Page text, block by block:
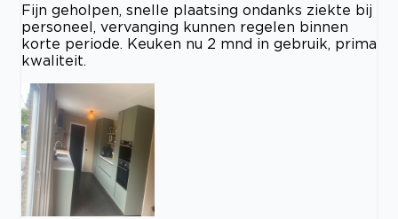
Fijn geholpen, snelle plaatsing ondanks ziekte bij
personeel, vervanging kunnen regelen binnen
korte periode. Keuken nu 2 mnd in gebruik, prima
kwaliteit.